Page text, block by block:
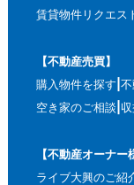
賃貸物件リクエス
【不動産売買】
購入物件を探す
空き家のご相談
【不動産オーナー
ライブ大興のご紹